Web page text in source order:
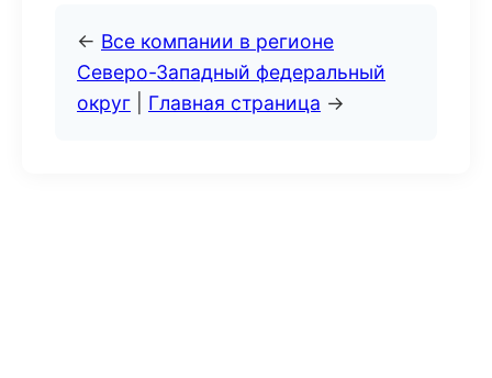
← Все компании в регионе
Северо-Западный федеральный
округ
Главная страница →